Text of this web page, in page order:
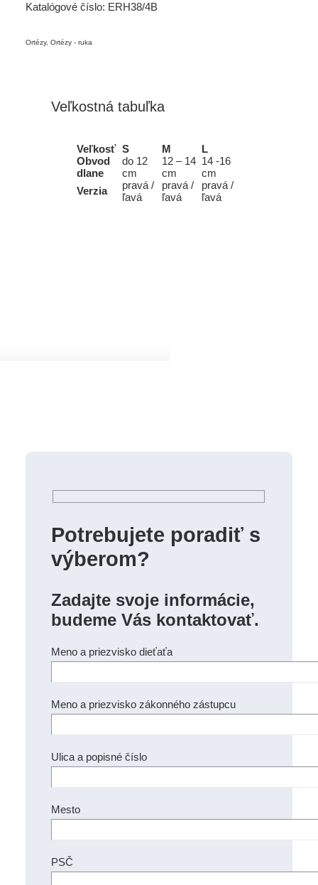
Katalógové číslo: ERH38/4B
Ortézy, Ortézy - ruka
Veľkostná tabuľka
Veľkosť S M
L
Obvod
dlane
do 12
cm
12 – 14
cm
14 -16
cm
Verzia
pravá /
ľavá
pravá /
ľavá
pravá /
ľavá
Potrebujete poradiť s
výberom?
Zadajte svoje informácie,
budeme Vás kontaktovať.
Meno a priezvisko dieťaťa
Meno a priezvisko zákonného zástupcu
Ulica a popisné číslo
Mesto
PSČ